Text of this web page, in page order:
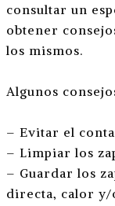
consultar un
obtener
los mismos.
Algunos
– Evitar el
– Limpiar los
– Guardar los
directa, calor y/